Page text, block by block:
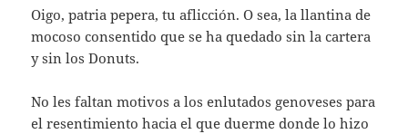
Oigo, patria pepera, tu aflicción. O sea, la llantina de
mocoso consentido que se ha quedado sin la cartera
y sin los Donuts.
No les faltan motivos a los enlutados genoveses para
el resentimiento hacia el que duerme donde lo hizo